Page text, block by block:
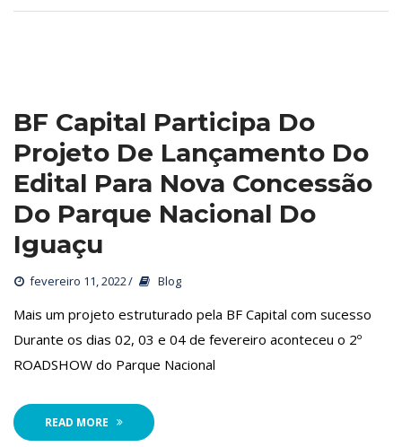
BF Capital Participa Do
Projeto De Lançamento Do
Edital Para Nova Concessão
Do Parque Nacional Do
Iguaçu
fevereiro 11, 2022 Blog
Mais um projeto estruturado pela BF Capital com sucesso
Durante os dias 02, 03 e 04 de fevereiro aconteceu o 2º
ROADSHOW do Parque Nacional
READ MORE